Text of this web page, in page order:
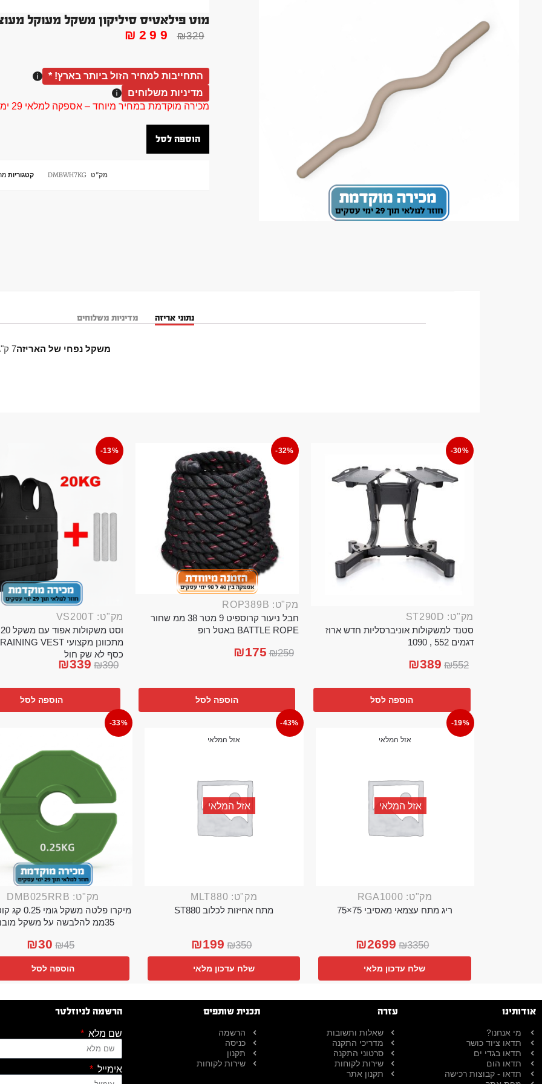
מוט פילאטיס סיליקון משקל מעוקל מעוצב
₪329
₪ 299
התחייבות למחיר הזול ביותר בארץ! *
מדיניות משלוחים
מכירה מוקדמת במחיר מיוחד – אספקה למלאי 29 ימי עסקים
הוספה לסל
מק"ט DMBWH7KG קטגוריות
נתוני אריזה מדיניות משלוחים
משקל נפחי של האריזה7 ק"ג
-30%
מק"ט: ST290D
סטנד למשקולות אוניברסליות חדש ארוז
דגמים 552 , 1090
₪552
₪389
הוספה לסל
-32%
מק"ט: ROP389B
חבל ניעור קרוספיט 9 מטר 38 ממ שחור
BATTLE ROPE באטל רופ
₪259
₪175
הוספה לסל
-13%
מק"ט: VS200T
כסף לא שק חול
₪390
₪339
הוספה לסל
-19%
אזל המלאי
אזל המלאי
מק"ט: RGA1000
ריג מתח עצמאי מאסיבי 75×75
₪3350
₪2699
שלח עדכון מלאי
-43%
אזל המלאי
אזל המלאי
מק"ט: MLT880
מתח אחיזות לכלוב ST880
₪350
₪199
שלח עדכון מלאי
-33%
מק"ט: DMB025RRB
מיקרו פלטה
35ממ להלבשה על משקל מובנה
₪45
₪30
הוספה לסל
אודותינו
מי אנחנו?
תדאו ציוד כושר
תדאו בגדי ים
תדאו הום
תדאו - קבוצות רכישה
עזרה
שאלות ותשובות
מדריכי התקנה
סרטוני התקנה
שירות לקוחות
תקנון אתר
תכנית שותפים
הרשמה
כניסה
תקנון
שירות לקוחות
הרשמה לניוזלטר
שם מלא
אימייל